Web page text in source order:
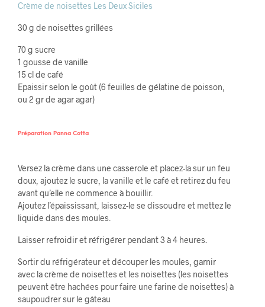
Crème de noisettes Les Deux Siciles
30 g de noisettes grillées
70 g sucre
1 gousse de vanille
15 cl de café
Epaissir selon le goût (6 feuilles de gélatine de poisson,
ou 2 gr de agar agar)
Préparation Panna Cotta
Versez la crème dans une casserole et placez-la sur un feu
doux, ajoutez le sucre, la vanille et le café et retirez du feu
avant qu’elle ne commence à bouillir.
Ajoutez l’épaississant, laissez-le se dissoudre et mettez le
liquide dans des moules.
Laisser refroidir et réfrigérer pendant 3 à 4 heures.
Sortir du réfrigérateur et découper les moules, garnir
avec la crème de noisettes et les noisettes (les noisettes
peuvent être hachées pour faire une farine de noisettes) à
saupoudrer sur le gâteau